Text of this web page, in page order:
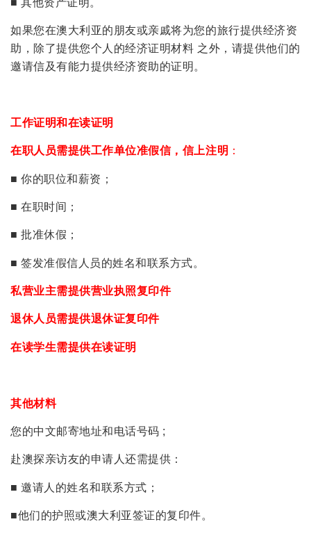
如果您在澳大利亚的朋友或亲戚将为您的旅行提供经济资
助，除了提供您个人的经济证明材料 之外，请提供他们的
邀请信及有能力提供经济资助的证明。
工作证明和在读证明
在职人员需提供工作单位准假信，信上注明 ：
■ 你的职位和薪资；
■ 在职时间；
■ 批准休假；
■ 签发准假信人员的姓名和联系方式。
私营业主需提供营业执照复印件
退休人员需提供退休证复印件
在读学生需提供在读证明
其他材料
您的中文邮寄地址和电话号码 ;
赴澳探亲访友的申请人还需提供：
■ 邀请人的姓名和联系方式；
■他们的护照或澳大利亚签证的复印件。